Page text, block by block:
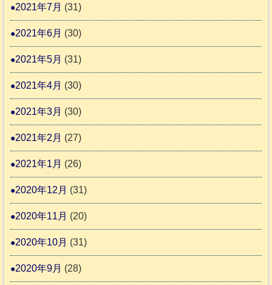
2021年7月 (31)
2021年6月 (30)
2021年5月 (31)
2021年4月 (30)
2021年3月 (30)
2021年2月 (27)
2021年1月 (26)
2020年12月 (31)
2020年11月 (20)
2020年10月 (31)
2020年9月 (28)